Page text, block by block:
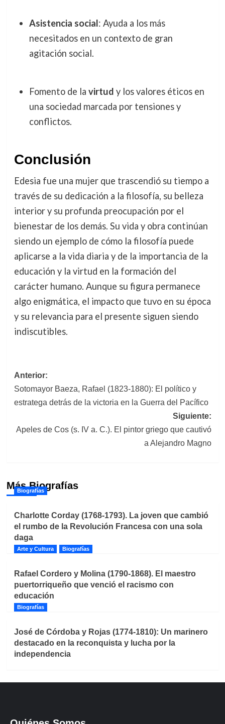
Asistencia social: Ayuda a los más
necesitados en un contexto de gran
agitación social.
Fomento de la virtud y los valores éticos en
una sociedad marcada por tensiones y
conflictos.
Conclusión
Edesia fue una mujer que trascendió su tiempo a
través de su dedicación a la filosofía, su belleza
interior y su profunda preocupación por el
bienestar de los demás. Su vida y obra continúan
siendo un ejemplo de cómo la filosofía puede
aplicarse a la vida diaria y de la importancia de la
educación y la virtud en la formación del
carácter humano. Aunque su figura permanece
algo enigmática, el impacto que tuvo en su época
y su relevancia para el presente siguen siendo
indiscutibles.
Navegación
de
entradas
Anterior:
Sotomayor Baeza, Rafael (1823-1880): El político y
estratega detrás de la victoria en la Guerra del Pacífico
Siguiente:
Apeles de Cos (s. IV a. C.). El pintor griego que cautivó
a Alejandro Magno
Más Biografías
Biografías
Charlotte Corday (1768-1793). La joven que cambió
el rumbo de la Revolución Francesa con una sola
daga
Arte y Cultura Biografías
Rafael Cordero y Molina (1790-1868). El maestro
puertorriqueño que venció el racismo con
educación
Biografías
José de Córdoba y Rojas (1774-1810): Un marinero
destacado en la reconquista y lucha por la
independencia